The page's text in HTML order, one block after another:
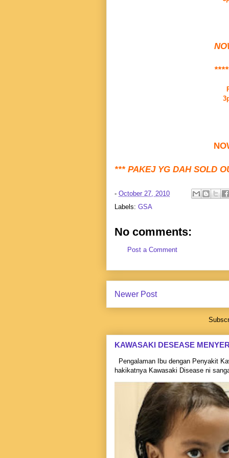
*** PAKEJ YG DAH SOLD
- October 27, 2010
Labels: GSA
No comments:
Post a Comment
Newer Post
KAWASAKI DESEASE
Pengalaman Ibu dengan Penyakit
hakikatnya Kawasaki Disease ni